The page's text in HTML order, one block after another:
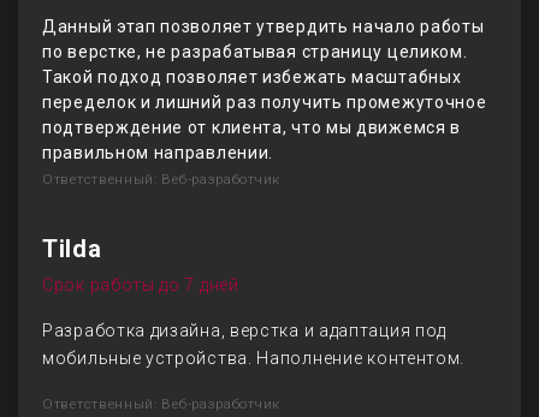
Данный этап позволяет утвердить начало работы
по верстке, не разрабатывая страницу целиком.
Такой подход позволяет избежать масштабных
переделок и лишний раз получить промежуточное
подтверждение от клиента, что мы движемся в
правильном направлении.
Ответственный: Веб-разработчик
Tilda
Срок работы до 7 дней
Разработка дизайна, верстка и адаптация под
мобильные устройства. Наполнение контентом.
Ответственный: Веб-разработчик